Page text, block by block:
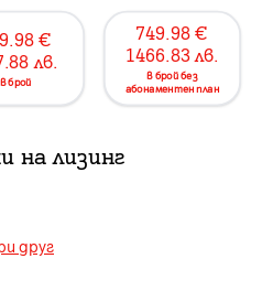
€
лв.
в брой
749.98 €
1466.83 лв.
в брой без
абонаментен план
на лизинг
друг